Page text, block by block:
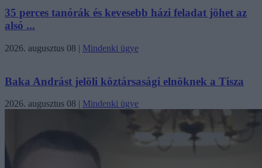
35 perces tanórák és kevesebb házi feladat jöhet az
alsó ...
2026. augusztus 08 | Mindenki ügye
Baka Andrást jelöli köztársasági elnöknek a Tisza
2026. augusztus 08 | Mindenki ügye